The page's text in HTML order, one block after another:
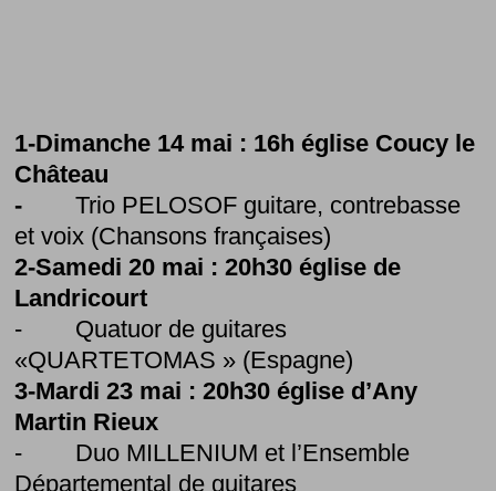
1-Dimanche 14 mai : 16h église Coucy le
Château
- Trio PELOSOF guitare, contrebasse
et voix (Chansons françaises)
2-Samedi 20 mai : 20h30 église de
Landricourt
- Quatuor de guitares
«QUARTETOMAS » (Espagne)
3-Mardi 23 mai : 20h30 église d’Any
Martin Rieux
- Duo MILLENIUM et l’Ensemble
Départemental de guitares